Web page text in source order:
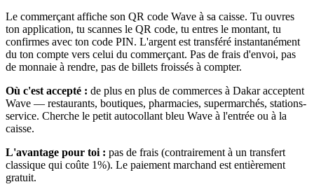
Le commerçant affiche son QR code Wave à sa caisse. Tu ouvres
ton application, tu scannes le QR code, tu entres le montant, tu
confirmes avec ton code PIN. L'argent est transféré instantanément
du ton compte vers celui du commerçant. Pas de frais d'envoi, pas
de monnaie à rendre, pas de billets froissés à compter.
Où c'est accepté : de plus en plus de commerces à Dakar acceptent
Wave — restaurants, boutiques, pharmacies, supermarchés, stations-
service. Cherche le petit autocollant bleu Wave à l'entrée ou à la
caisse.
L'avantage pour toi : pas de frais (contrairement à un transfert
classique qui coûte 1%). Le paiement marchand est entièrement
gratuit.